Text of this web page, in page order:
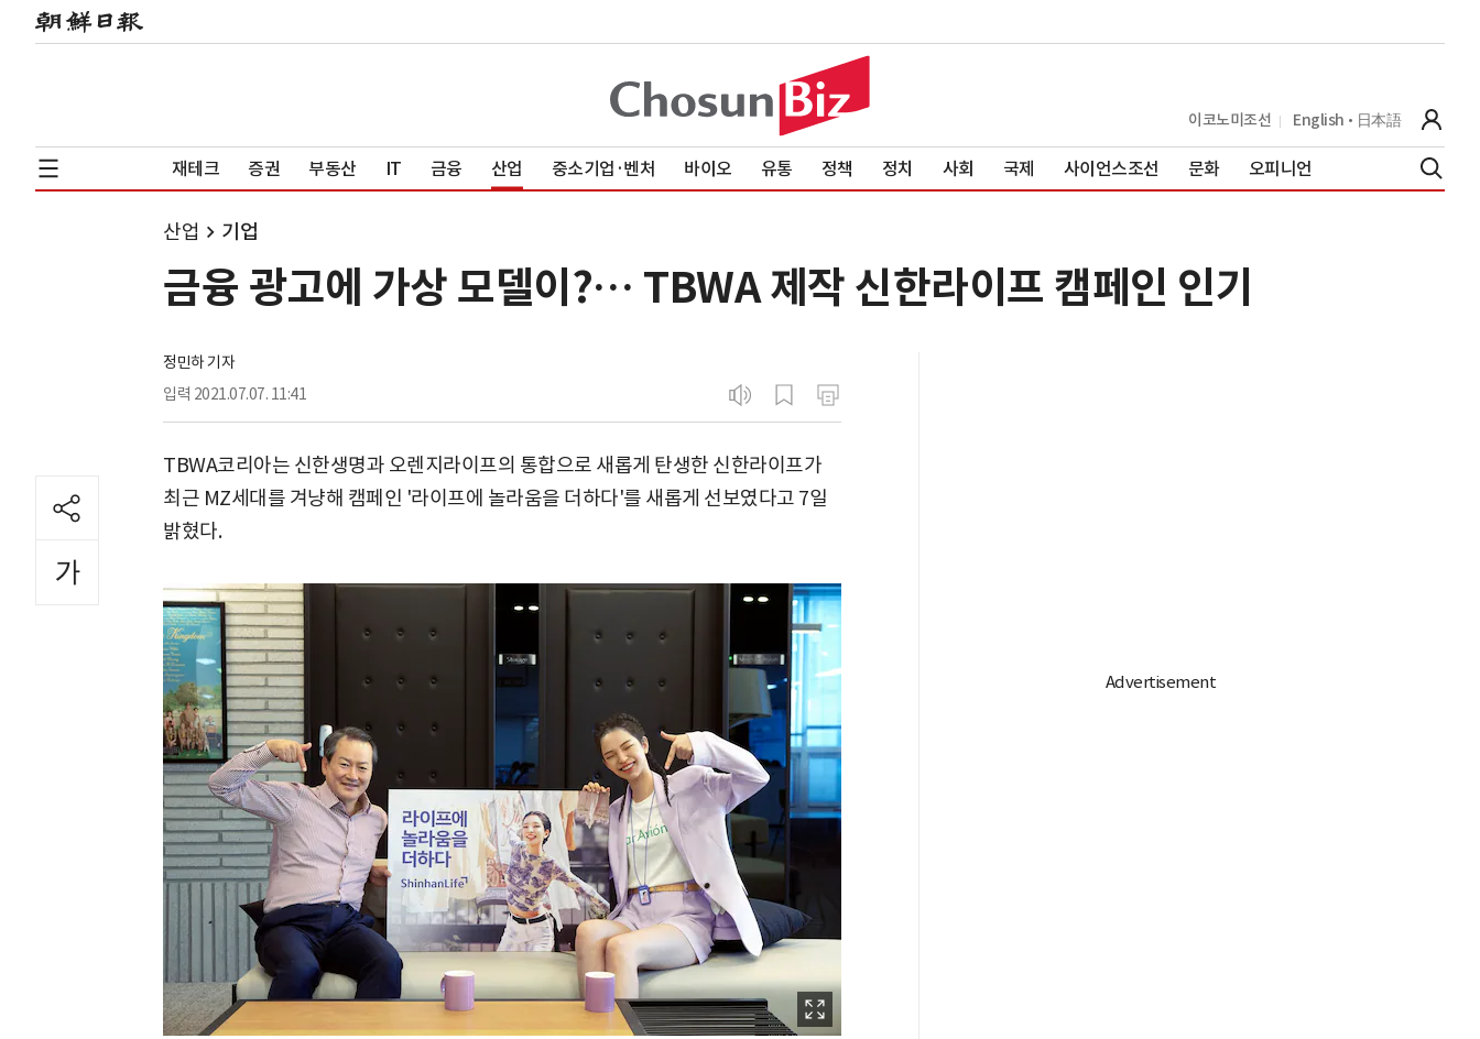
이코노미조선 English 日本語
재테크 증권 부동산 IT 금융 산업 중소기업·벤처 바이오 유통 정책 정치 사회 국제 사이언스조선 문화 오피니언
산업 기업
금융 광고에 가상 모델이?… TBWA 제작 신한라이프 캠페인 인기
정민하 기자
입력 2021.07.07. 11:41
TBWA코리아는 신한생명과 오렌지라이프의 통합으로 새롭게 탄생한 신한라이프가
최근 MZ세대를 겨냥해 캠페인 '라이프에 놀라움을 더하다'를 새롭게 선보였다고 7일
밝혔다.